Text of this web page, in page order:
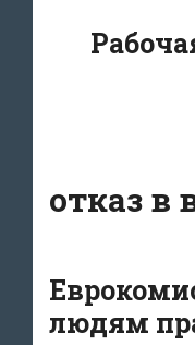
отказ в
людям